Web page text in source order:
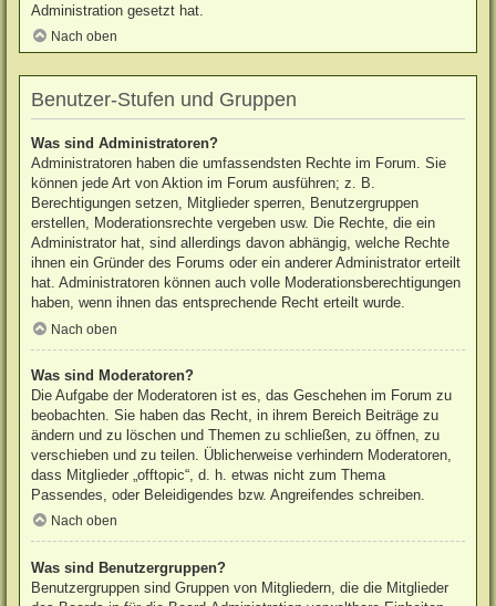
Administration gesetzt hat.
Nach oben
Benutzer-Stufen und Gruppen
Was sind Administratoren?
Administratoren haben die umfassendsten Rechte im Forum. Sie
können jede Art von Aktion im Forum ausführen; z. B.
Berechtigungen setzen, Mitglieder sperren, Benutzergruppen
erstellen, Moderationsrechte vergeben usw. Die Rechte, die ein
Administrator hat, sind allerdings davon abhängig, welche Rechte
ihnen ein Gründer des Forums oder ein anderer Administrator erteilt
hat. Administratoren können auch volle Moderationsberechtigungen
haben, wenn ihnen das entsprechende Recht erteilt wurde.
Nach oben
Was sind Moderatoren?
Die Aufgabe der Moderatoren ist es, das Geschehen im Forum zu
beobachten. Sie haben das Recht, in ihrem Bereich Beiträge zu
ändern und zu löschen und Themen zu schließen, zu öffnen, zu
verschieben und zu teilen. Üblicherweise verhindern Moderatoren,
dass Mitglieder „offtopic“, d. h. etwas nicht zum Thema
Passendes, oder Beleidigendes bzw. Angreifendes schreiben.
Nach oben
Was sind Benutzergruppen?
Benutzergruppen sind Gruppen von Mitgliedern, die die Mitglieder